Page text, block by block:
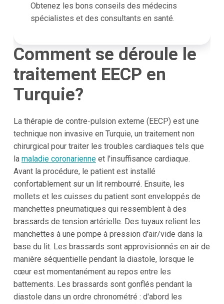
Obtenez les bons conseils des médecins
spécialistes et des consultants en santé.
Comment se déroule le
traitement EECP en
Turquie?
La thérapie de contre-pulsion externe (EECP) est une
technique non invasive en Turquie, un traitement non
chirurgical pour traiter les troubles cardiaques tels que
la maladie coronarienneet l'insuffisance cardiaque.
Avant la procédure, le patient est installé
confortablement sur un lit rembourré. Ensuite, les
mollets et les cuisses du patient sont enveloppés de
manchettes pneumatiques qui ressemblent à des
brassards de tension artérielle. Des tuyaux relient les
manchettes à une pompe à pression d'air/vide dans la
base du lit. Les brassards sont approvisionnés en air de
manière séquentielle pendant la diastole, lorsque le
cœur est momentanément au repos entre les
battements. Les brassards sont gonflés pendant la
diastole dans un ordre chronométré : d'abord les